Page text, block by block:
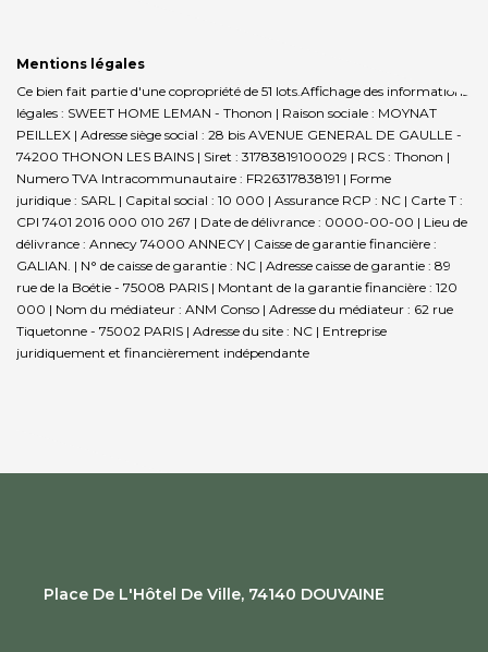
Mentions légales
Ce bien fait partie d'une copropriété de 51 lots.Affichage des informations
légales : SWEET HOME LEMAN - Thonon | Raison sociale : MOYNAT
PEILLEX | Adresse siège social : 28 bis AVENUE GENERAL DE GAULLE -
74200 THONON LES BAINS | Siret : 31783819100029 | RCS : Thonon |
Numero TVA Intracommunautaire : FR26317838191 | Forme
juridique : SARL | Capital social : 10 000 | Assurance RCP : NC | Carte T :
CPI 7401 2016 000 010 267 | Date de délivrance : 0000-00-00 | Lieu de
délivrance : Annecy 74000 ANNECY | Caisse de garantie financière :
GALIAN. | N° de caisse de garantie : NC | Adresse caisse de garantie : 89
rue de la Boétie - 75008 PARIS | Montant de la garantie financière : 120
000 | Nom du médiateur : ANM Conso | Adresse du médiateur : 62 rue
Tiquetonne - 75002 PARIS | Adresse du site : NC | Entreprise
juridiquement et financièrement indépendante
Place De L'Hôtel De Ville, 74140 DOUVAINE